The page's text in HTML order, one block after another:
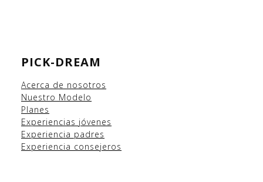
PICK-DREAM
Acerca de nosotros
Nuestro Modelo
Planes
Experiencias jóvenes
Experiencia padres
Experiencia consejeros